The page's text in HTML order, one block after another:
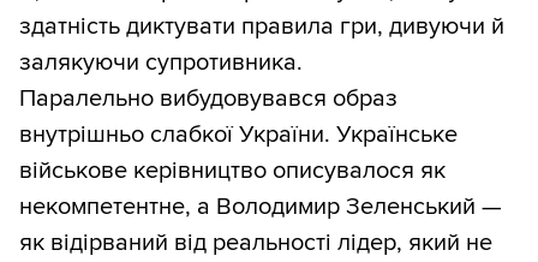
здатність диктувати правила гри, дивуючи й
залякуючи супротивника.
Паралельно вибудовувався образ
внутрішньо слабкої України. Українське
військове керівництво описувалося як
некомпетентне, а Володимир Зеленський —
як відірваний від реальності лідер, який не